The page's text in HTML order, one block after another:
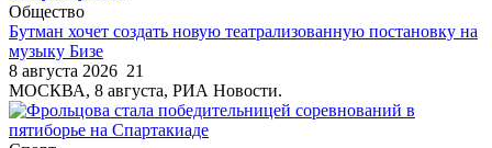
Общество
Бутман хочет создать новую театрализованную постановку на
музыку Бизе
8 августа 2026 21
МОСКВА, 8 августа, РИА Новости.